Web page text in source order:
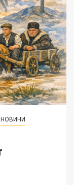
НОВИНИ